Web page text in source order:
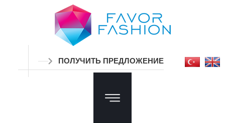
ПОЛУЧИТЬ ПРЕДЛОЖЕНИЕ